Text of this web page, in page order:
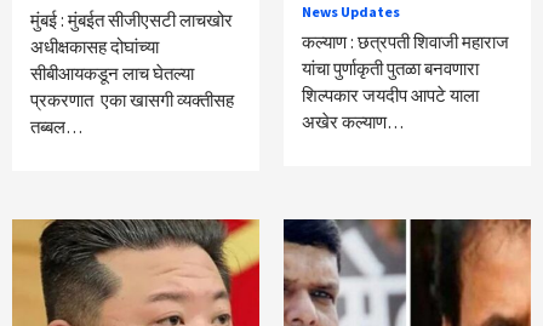
मुंबई : मुंबईत सीजीएसटी लाचखोर
अधीक्षकासह दोघांच्या
सीबीआयकडून लाच घेतल्या
प्रकरणात एका खासगी व्यक्तीसह
तब्बल…
News Updates
कल्याण : छत्रपती शिवाजी महाराज
यांचा पुर्णाकृती पुतळा बनवणारा
शिल्पकार जयदीप आपटे याला
अखेर कल्याण…